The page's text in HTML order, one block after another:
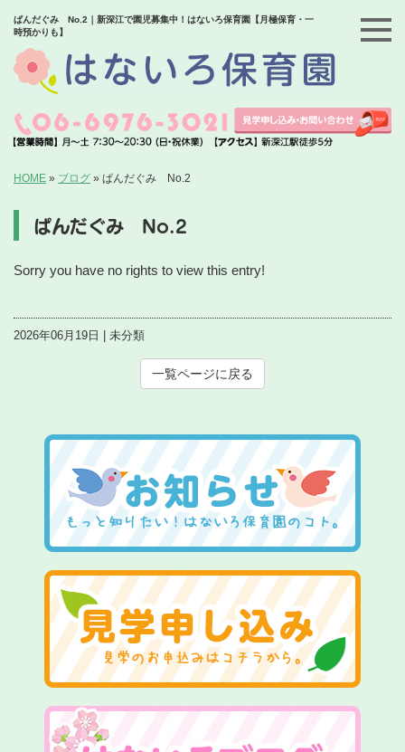
ぱんだぐみ No.2｜新深江で園児募集中！はないろ保育園【月極保育・一
時預かりも】
HOME » ブログ » ぱんだぐみ No.2
ぱんだぐみ No.2
Sorry you have no rights to view this entry!
2026年06月19日 | 未分類
一覧ページに戻る